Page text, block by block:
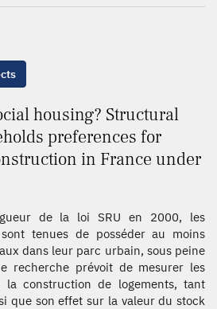
housing? Structural
preferences for
in France under
de la loi SRU en 2000, les
tenues de posséder au moins
dans leur parc urbain, sous peine
recherche prévoit de mesurer les
construction de logements, tant
que son effet sur la valeur du stock